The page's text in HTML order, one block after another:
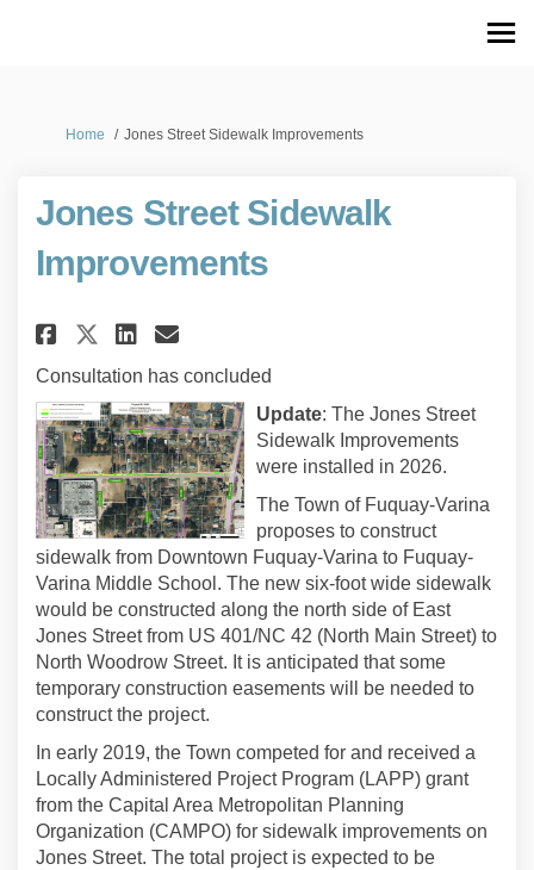
You are here:
Home Jones Street Sidewalk Improvements
Jones Street Sidewalk
Improvements
Share Jones Street Sidewalk
Share Jones Street
Share Jones Street
Email Jones Street
Consultation has concluded
Update: The Jones Street
Sidewalk Improvements
were installed in 2026.
The Town of Fuquay-Varina
proposes to construct
sidewalk from Downtown Fuquay-Varina to Fuquay-
Varina Middle School. The new six-foot wide sidewalk
would be constructed along the north side of East
Jones Street from US 401/NC 42 (North Main Street) to
North Woodrow Street. It is anticipated that some
temporary construction easements will be needed to
construct the project.
In early 2019, the Town competed for and received a
Locally Administered Project Program (LAPP) grant
from the Capital Area Metropolitan Planning
Organization (CAMPO) for sidewalk improvements on
Jones Street. The total project is expected to be